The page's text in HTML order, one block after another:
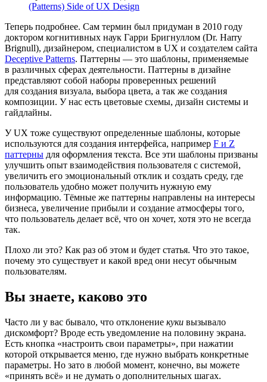
(Patterns) Side of UX Design
Теперь подробнее. Сам термин был придуман в 2010 году
доктором когнитивных наук Гарри Бригнуллом (Dr. Harry
Brignull), дизайнером, специалистом в UX и создателем сайта
Deceptive Patterns. Паттерны — это шаблоны, применяемые
в различных сферах деятельности. Паттерны в дизайне
представляют собой наборы проверенных решений
для создания визуала, выбора цвета, а так же создания
композиции. У нас есть цветовые схемы, дизайн системы и
гайдлайны.
У UX тоже существуют определенные шаблоны, которые
используются для создания интерфейса, например F и Z
паттерны для оформления текста. Все эти шаблоны призваны
улучшить опыт взаимодействия пользователя с системой,
увеличить его эмоциональный отклик и создать среду, где
пользователь удобно может получить нужную ему
информацию. Тёмные же паттерны направлены на интересы
бизнеса, увеличение прибыли и создание атмосферы того,
что пользователь делает всё, что он хочет, хотя это не всегда
так.
Плохо ли это? Как раз об этом и будет статья. Что это такое,
почему это существует и какой вред они несут обычным
пользователям.
Вы знаете, каково это
Часто ли у вас бывало, что отклонение куки вызывало
дискомфорт? Вроде есть уведомление на половину экрана.
Есть кнопка «настроить свои параметры», при нажатии
которой открывается меню, где нужно выбрать конкретные
параметры. Но зато в любой момент, конечно, вы можете
«принять всё» и не думать о дополнительных шагах.